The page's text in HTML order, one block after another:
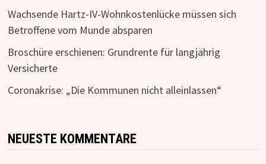
Wachsende Hartz-IV-Wohnkostenlücke müssen sich
Betroffene vom Munde absparen
Broschüre erschienen: Grundrente für langjährig
Versicherte
Coronakrise: „Die Kommunen nicht alleinlassen“
NEUESTE KOMMENTARE